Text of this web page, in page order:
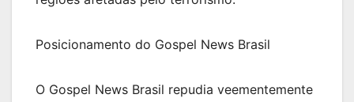
Posicionamento do Gospel News Brasil
O Gospel News Brasil repudia veementemente